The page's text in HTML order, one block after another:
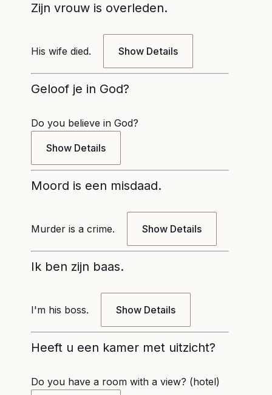
Zijn vrouw is overleden.
His wife died. Show Details
Geloof je in God?
Do you believe in God?
Show Details
Moord is een misdaad.
Murder is a crime. Show Details
Ik ben zijn baas.
I'm his boss. Show Details
Heeft u een kamer met uitzicht?
Do you have a room with a view? (hotel)